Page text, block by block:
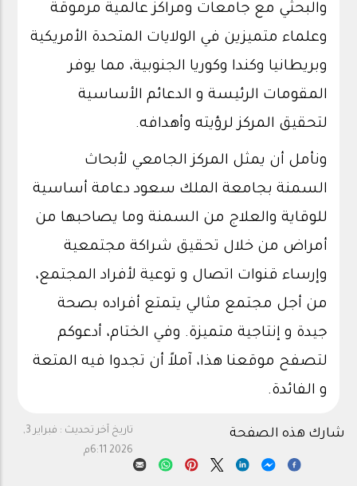
والبحثي مع جامعات ومراكز عالمية مرموقة
وعلماء متميزين في الولايات المتحدة الأمريكية
وبريطانيا وكندا وكوريا الجنوبية، مما يوفر
المقومات الرئيسة و الدعائم الأساسية
لتحقيق المركز لرؤيته وأهدافه.
ونأمل أن يمثل المركز الجامعي لأبحاث
السمنة بجامعة الملك سعود دعامة أساسية
للوقاية والعلاج من السمنة وما يصاحبها من
أمراض من خلال تحقيق شراكة مجتمعية
وإرساء قنوات اتصال و توعية لأفراد المجتمع،
من أجل مجتمع مثالي يتمتع أفراده بصحة
جيدة و إنتاجية متميزة. وفي الختام، أدعوكم
لتصفح موقعنا هذا، آملاً أن تجدوا فيه المتعة
و الفائدة.
تاريخ آخر تحديث :
فبراير 3,
2026 6:11م
شارك هذه الصفحة